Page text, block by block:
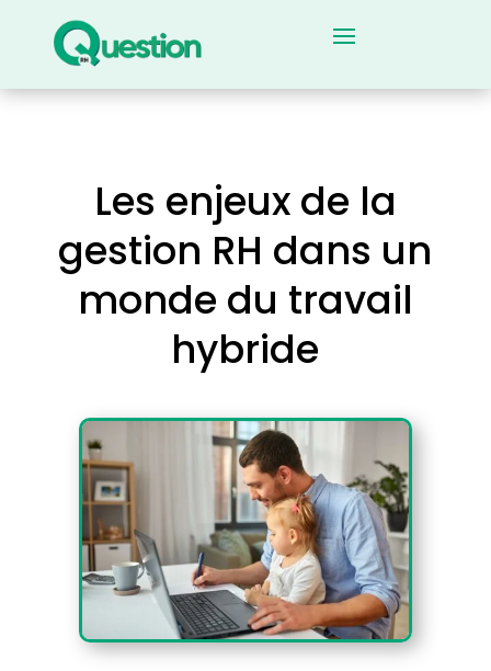
Les enjeux de la
gestion RH dans un
monde du travail
hybride